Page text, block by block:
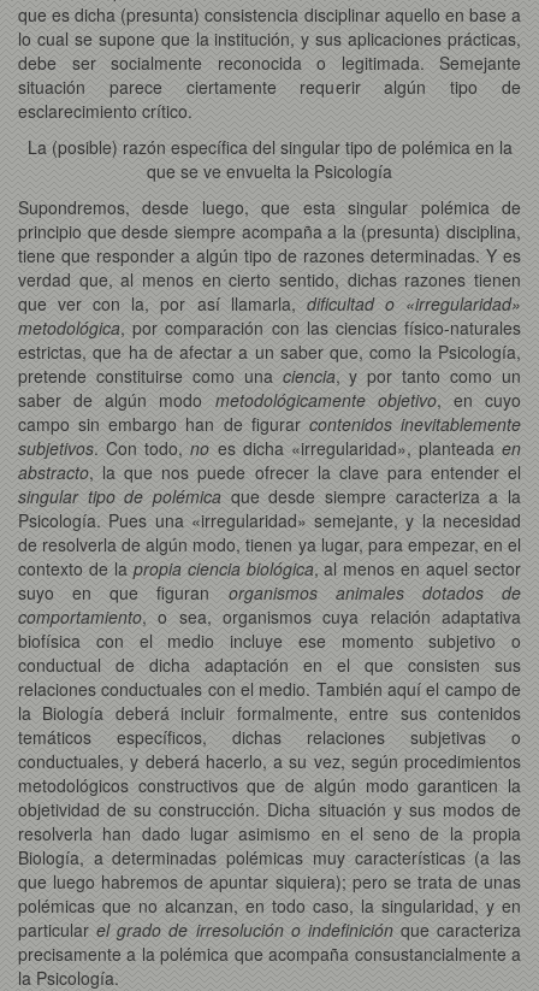
que es dicha (presunta) consistencia disciplinar aquello en base a
lo cual se supone que la institución, y sus aplicaciones prácticas,
debe ser socialmente reconocida o legitimada. Semejante
situación parece ciertamente requerir algún tipo de
esclarecimiento crítico.
La (posible) razón específica del singular tipo de polémica en la
que se ve envuelta la Psicología
Supondremos, desde luego, que esta singular polémica de
principio que desde siempre acompaña a la (presunta) disciplina,
tiene que responder a algún tipo de razones determinadas. Y es
verdad que, al menos en cierto sentido, dichas razones tienen
que ver con la, por así llamarla, dificultad o «irregularidad»
metodológica, por comparación con las ciencias físico-naturales
estrictas, que ha de afectar a un saber que, como la Psicología,
pretende constituirse como una ciencia, y por tanto como un
saber de algún modo metodológicamente objetivo, en cuyo
campo sin embargo han de figurar contenidos inevitablemente
subjetivos. Con todo,no es dicha «irregularidad», planteada en
abstracto, la que nos puede ofrecer la clave para entender el
singular tipo de polémica que desde siempre caracteriza a la
Psicología. Pues una «irregularidad» semejante, y la necesidad
de resolverla de algún modo, tienen ya lugar, para empezar, en el
contexto de la propia ciencia biológica, al menos en aquel sector
suyo en que figuran organismos animales dotados de
comportamiento, o sea, organismos cuya relación adaptativa
biofísica con el medio incluye ese momento subjetivo o
conductual de dicha adaptación en el que consisten sus
relaciones conductuales con el medio. También aquí el campo de
la Biología deberá incluir formalmente, entre sus contenidos
temáticos específicos, dichas relaciones subjetivas o
conductuales, y deberá hacerlo, a su vez, según procedimientos
metodológicos constructivos que de algún modo garanticen la
objetividad de su construcción. Dicha situación y sus modos de
resolverla han dado lugar asimismo en el seno de la propia
Biología, a determinadas polémicas muy características (a las
que luego habremos de apuntar siquiera); pero se trata de unas
polémicas que no alcanzan, en todo caso, la singularidad, y en
particularel grado de irresolución o indefiniciónque caracteriza
precisamente a la polémica que acompaña consustancialmente a
la Psicología.